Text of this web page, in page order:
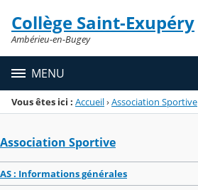
Menu de la rubrique
Contenu
Collège Saint-Exupéry
Ambérieu-en-Bugey
MENU
Vous êtes ici : Accueil›Association Sportive
Association Sportive
AS : Informations générales